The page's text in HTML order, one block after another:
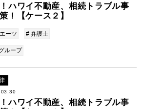
ハワイ不動産、相続トラブル事
！【ケース２】
ーツ # 弁護士
ループ
ハワイ不動産、相続トラブル事